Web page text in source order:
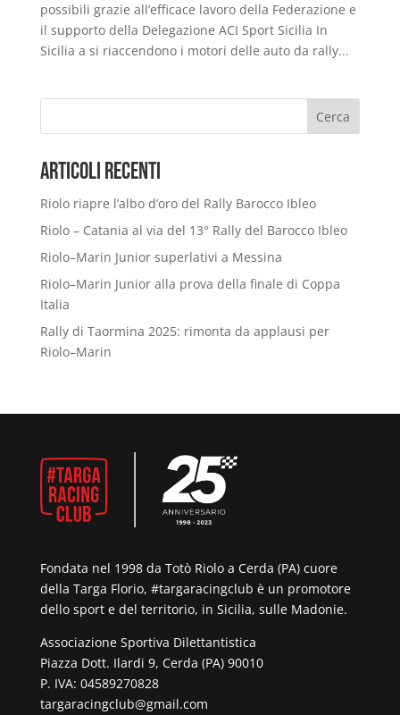
possibili grazie all’efficace lavoro della Federazione e
il supporto della Delegazione ACI Sport Sicilia In
Sicilia a si riaccendono i motori delle auto da rally...
Cerca
Articoli Recenti
Riolo riapre l’albo d’oro del Rally Barocco Ibleo
Riolo – Catania al via del 13° Rally del Barocco Ibleo
Riolo–Marin Junior superlativi a Messina
Riolo–Marin Junior alla prova della finale di Coppa
Italia
Rally di Taormina 2025: rimonta da applausi per
Riolo–Marin
Fondata nel 1998 da Totò Riolo a Cerda (PA) cuore
della Targa Florio, #targaracingclub è un promotore
dello sport e del territorio, in Sicilia, sulle Madonie.
Associazione Sportiva Dilettantistica
Piazza Dott. Ilardi 9, Cerda (PA) 90010
P. IVA: 04589270828
targaracingclub@gmail.com